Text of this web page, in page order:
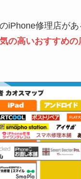
iPhone修理店が
の高いおすすめの